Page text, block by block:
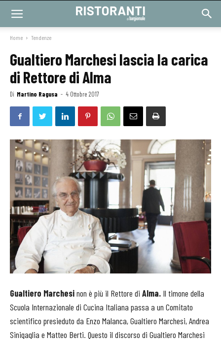
Home Tendenze
Gualtiero Marchesi lascia la carica
di Rettore di Alma
Di Martino Ragusa - 4 Ottobre 2017
Gualtiero Marchesinon è più il Rettore di Alma. Il timone della
Scuola Internazionale di Cucina Italiana passa a un Comitato
scientifico presieduto da Enzo Malanca, Gualtiero Marchesi, Andrea
Sinigaglia e Matteo Berti. Questo il discorso di Gualtiero Marchesi